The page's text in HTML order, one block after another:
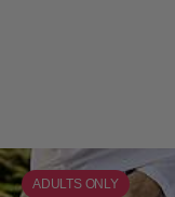
ADULTS ONLY